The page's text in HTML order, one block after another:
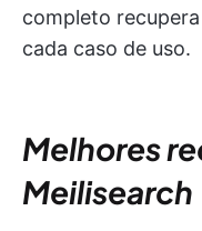
completo
cada caso de uso.
Melhores
Meilisearch